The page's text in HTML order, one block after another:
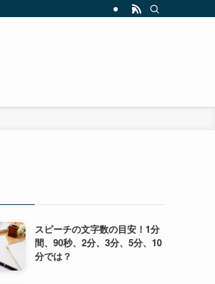
スピーチの文字数の目安！1分
間、90秒、2分、3分、5分、10
分では？